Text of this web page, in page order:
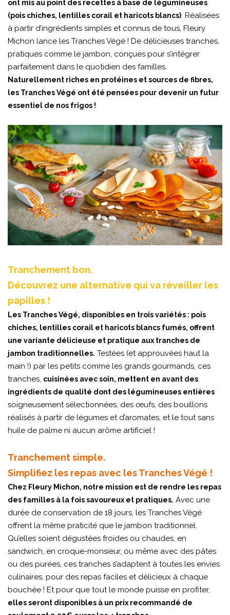
ont mis au point des recettes à base de légumineuses
(pois chiches, lentilles corail et haricots blancs). Réalisées
à partir d’ingrédients simples et connus de tous, Fleury
Michon lance les Tranches Végé ! De délicieuses tranches,
pratiques comme le jambon, conçues pour s’intégrer
parfaitement dans le quotidien des familles.
Naturellement riches en protéines et sources de fibres,
les Tranches Végé ont été pensées pour devenir un futur
essentiel de nos frigos !
Tranchement bon.
Découvrez une alternative qui va réveiller les
papilles !
Les Tranches Végé, disponibles en trois variétés : pois
chiches, lentilles corail et haricots blancs fumés, offrent
une variante délicieuse et pratique aux tranches de
jambon traditionnelles. Testées (et approuvées haut la
main !) par les petits comme les grands gourmands, ces
tranches, cuisinées avec soin, mettent en avant des
ingrédients de qualité dont des légumineuses entières
soigneusement sélectionnées, des œufs, des bouillons
réalisés à partir de légumes et d’aromates, et le tout sans
huile de palme ni aucun arôme artificiel !
Tranchement simple.
Simplifiez les repas avec les Tranches Végé !
Chez Fleury Michon, notre mission est de rendre les repas
des familles à la fois savoureux et pratiques. Avec une
durée de conservation de 18 jours, les Tranches Végé
offrent la même praticité que le jambon traditionnel.
Qu’elles soient dégustées froides ou chaudes, en
sandwich, en croque-monsieur, ou même avec des pâtes
ou des purées, ces tranches s’adaptent à toutes les envies
culinaires, pour des repas faciles et délicieux à chaque
bouchée ! Et pour que tout le monde puisse en profiter,
elles seront disponibles à un prix recommandé de